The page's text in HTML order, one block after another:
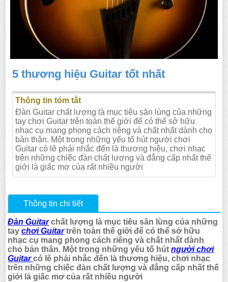
5 thương hiệu Guitar tốt nhất
Thông tin tóm tắt
Đàn Guitar chất lượng là mục tiêu săn lùng của những
tay chơi Guitar trên toàn thế giới để có thể sở hữu
nhạc cụ mang phong cách riêng và chất nhất dành cho
bản thân. Một trong những yếu tố hút người chơi
Guitar có lẽ phải nhắc đến là thương hiệu, chơi nhạc
trên những chiếc đàn chất lượng và đẳng cấp nhất thế
giới là giấc mơ của rất nhiều người
Thông tin chi tiết
Đàn Guitarchất lượng là mục tiêu săn lùng của những
taychơi Guitartrên toàn thế giới để có thể sở hữu
nhạc cụ mang phong cách riêng và chất nhất dành
cho bản thân. Một trong những yếu tố hútngười chơi
Guitarcó lẽ phải nhắc đến là thương hiệu, chơi nhạc
trên những chiếc đàn chất lượng và đẳng cấp nhất thế
giới là giấc mơ của rất nhiều người